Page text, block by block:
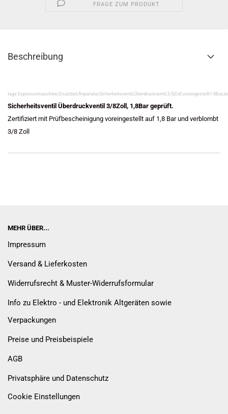
FRAGE ZUM PRODUKT
Beschreibung
tags:Espressomaschine,Ersatzteil,Reparatur,Sicherheitsventil,Überdruckventil,3/
Sicherheitsventil Überdruckventil 3/8Zoll, 1,8Bar geprüft.
Zertifiziert mit Prüfbescheinigung voreingestellt auf 1,8 Bar und verblombt
3/8 Zoll
MEHR ÜBER...
Impressum
Versand & Lieferkosten
Widerrufsrecht & Muster-Widerrufsformular
Info zu Elektro - und Elektronik Altgeräten sowie
Verpackungen
Preise und Preisbeispiele
AGB
Privatsphäre und Datenschutz
Cookie Einstellungen